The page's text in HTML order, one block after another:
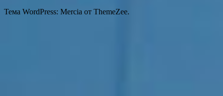
Тема WordPress: Mercia от ThemeZee.